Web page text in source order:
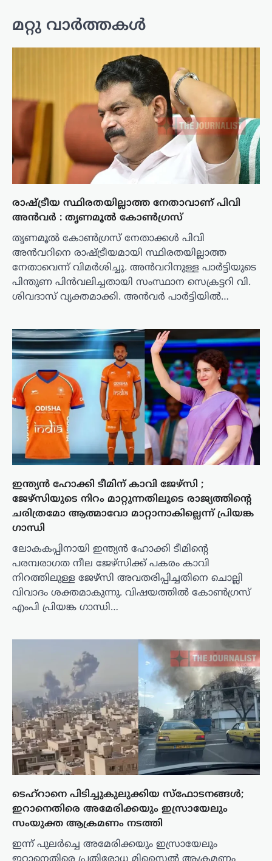
മറ്റു വാർത്തകൾ
രാഷ്ട്രീയ സ്ഥിരതയില്ലാത്ത നേതാവാണ് പിവി
അന്‍വര്‍ : തൃണമൂല്‍ കോണ്‍ഗ്രസ്
തൃണമൂല്‍ കോണ്‍ഗ്രസ് നേതാക്കള്‍ പിവി
അന്‍വറിനെ രാഷ്ട്രീയമായി സ്ഥിരതയില്ലാത്ത
നേതാവെന്ന് വിമര്‍ശിച്ചു. അന്‍വറിനുള്ള പാര്‍ട്ടിയുടെ
പിന്തുണ പിന്‍വലിച്ചതായി സംസ്ഥാന സെക്രട്ടറി വി.
ശിവദാസ് വ്യക്തമാക്കി. അന്‍വര്‍ പാര്‍ട്ടിയില്‍…
ഇന്ത്യൻ ഹോക്കി ടീമിന് കാവി ജേഴ്സി ;
ജേഴ്സിയുടെ നിറം മാറ്റുന്നതിലൂടെ രാജ്യത്തിന്റെ
ചരിത്രമോ ആത്മാവോ മാറ്റാനാകില്ലെന്ന് പ്രിയങ്ക
ഗാന്ധി
ലോകകപ്പിനായി ഇന്ത്യൻ ഹോക്കി ടീമിന്റെ
പരമ്പരാഗത നീല ജേഴ്സിക്ക് പകരം കാവി
നിറത്തിലുള്ള ജേഴ്സി അവതരിപ്പിച്ചതിനെ ചൊല്ലി
വിവാദം ശക്തമാകുന്നു. വിഷയത്തിൽ കോൺഗ്രസ്
എംപി പ്രിയങ്ക ഗാന്ധി…
ടെഹ്‌റാനെ പിടിച്ചുകുലുക്കിയ സ്ഫോടനങ്ങൾ;
ഇറാനെതിരെ അമേരിക്കയും ഇസ്രായേലും
സംയുക്ത ആക്രമണം നടത്തി
ഇന്ന് പുലർച്ചെ അമേരിക്കയും ഇസ്രായേലും